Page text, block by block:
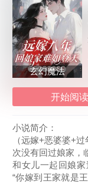
玄幻魔法
开始阅读
小说简介：
（远嫁+恶婆婆+
次没有回过娘家，
和女儿一起回娘家
“你嫁到王家就是